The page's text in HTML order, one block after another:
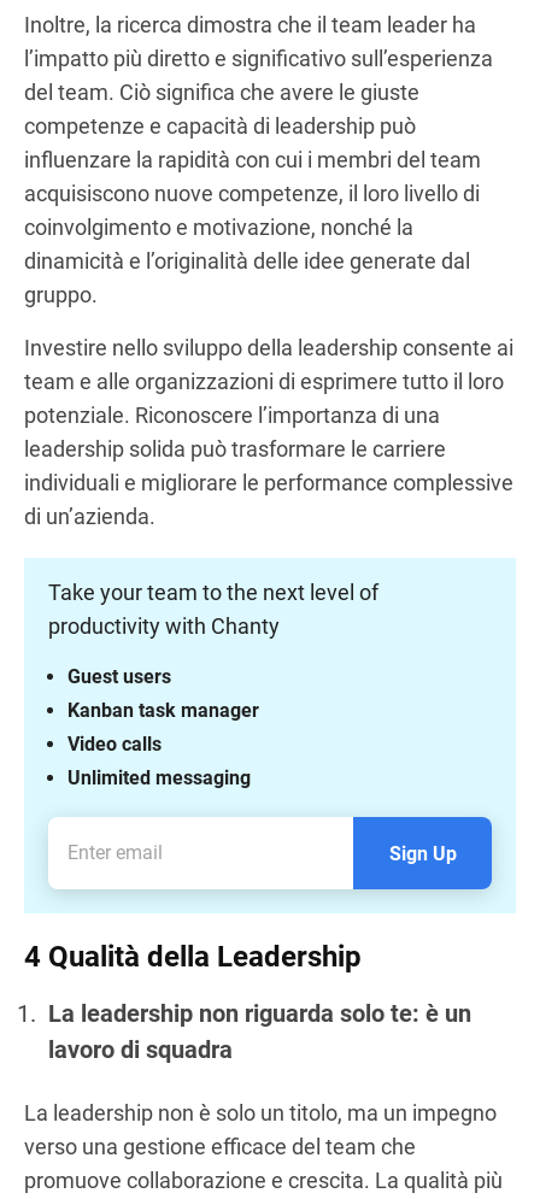
Inoltre, la ricerca dimostra che il team leader ha
l’impatto più diretto e significativo sull’esperienza
del team. Ciò significa che avere le giuste
competenze e capacità di leadership può
influenzare la rapidità con cui i membri del team
acquisiscono nuove competenze, il loro livello di
coinvolgimento e motivazione, nonché la
dinamicità e l’originalità delle idee generate dal
gruppo.
Investire nello sviluppo della leadership consente ai
team e alle organizzazioni di esprimere tutto il loro
potenziale. Riconoscere l’importanza di una
leadership solida può trasformare le carriere
individuali e migliorare le performance complessive
di un’azienda.
Take your team to the next level of
productivity with Chanty
Unlimited messaging
Video calls
Kanban task manager
Guest users
Sign Up
4 Qualità della Leadership
La leadership non riguarda solo te: è un
lavoro di squadra
La leadership non è solo un titolo, ma un impegno
verso una gestione efficace del team che
promuove collaborazione e crescita. La qualità più